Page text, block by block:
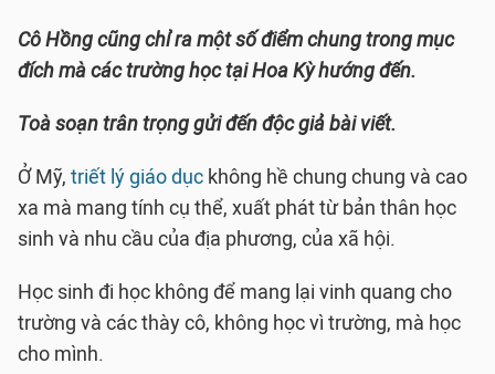
Cô Hồng cũng chỉ ra một số điểm chung trong mục
đích mà các trường học tại Hoa Kỳ hướng đến.
Toà soạn trân trọng gửi đến độc giả bài viết.
Ở Mỹ, triết lý giáo dục không hề chung chung và cao
xa mà mang tính cụ thể, xuất phát từ bản thân học
sinh và nhu cầu của địa phương, của xã hội.
Học sinh đi học không để mang lại vinh quang cho
trường và các thày cô, không học vì trường, mà học
cho mình.